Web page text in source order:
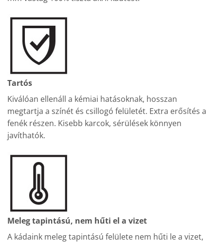
Tartós
Kiválóan ellenáll a kémiai hatásoknak, hosszan
megtartja a színét és csillogó felületét. Extra erősítés a
fenék részen. Kisebb karcok, sérülések könnyen
javíthatók.
Meleg tapintású, nem hűti el a vizet
A kádaink meleg tapintású felülete nem hűti le a vizet,